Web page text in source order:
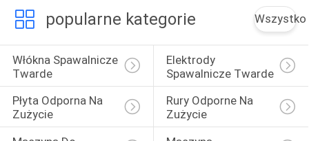
popularne kategorie Wszystko
Włókna Spawalnicze
Twarde
Elektrody
Spawalnicze Twarde
Płyta Odporna Na
Zużycie
Rury Odporne Na
Zużycie